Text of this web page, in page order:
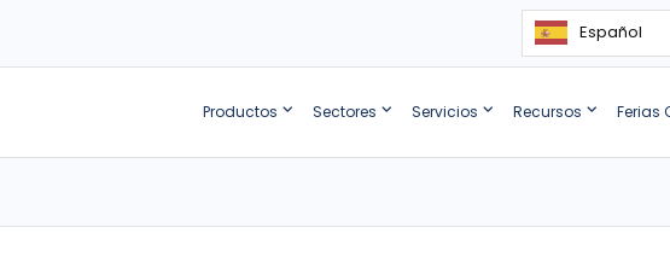
Español
Productos Sectores Servicios Recursos Ferias